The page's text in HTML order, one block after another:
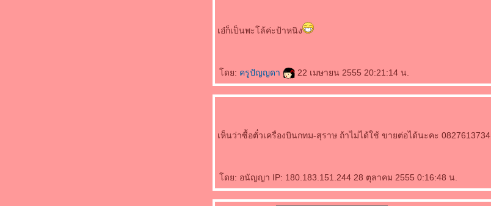
เอ๋ก็เป็นพะโล้ค่ะป้าหนิง
ดย: ครูปัญญดา 22 เมษายน 2555 20:21:14 น.
เห็นว่าซื้อตั๋วเครื่องบินกทม-สุราษ ถ้าไม่ได้ใช้ ขายต่อได้นะคะ 0827613734
ดย: อนัญญา IP: 180.183.151.244 28 ตุลาคม 2555 0:16:48 น.